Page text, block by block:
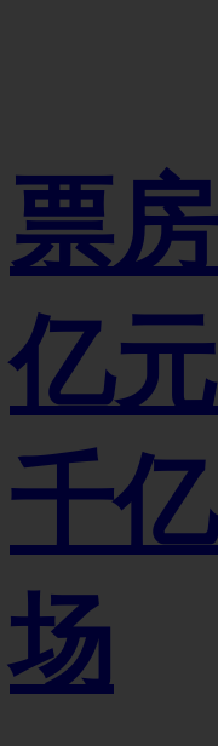
票
亿
千
场